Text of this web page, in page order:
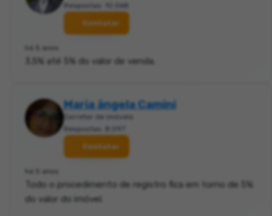
Respostas: 10.068
Contatar
há 5 anos
3.5% até 5% do valor de venda.
Maria ângela Camini
Corretor de imóveis
Respostas: 8.097
Contatar
há 5 anos
Todo o procedimento de registro fica em torno de 5%
do valor do imóvel.